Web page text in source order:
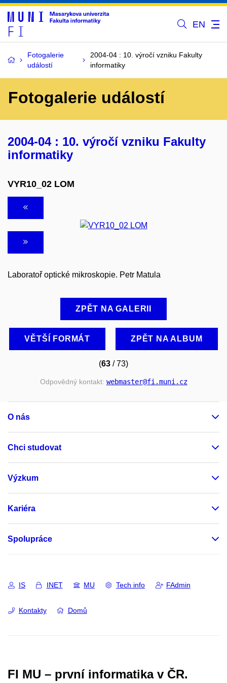
EN
Fotogalerie
událostí
2004-04 : 10. výročí vzniku Fakulty
informatiky
Fotogalerie událostí
2004-04 : 10. výročí vzniku Fakulty
informatiky
VYR10_02 LOM
Laboratoř optické mikroskopie. Petr Matula
ZPĚT NA GALERII
VĚTŠÍ FORMÁT ZPĚT NA ALBUM
(63 / 73)
Odpovědný kontakt: webmaster@fi .muni .cz
O nás
Chci studovat
Výzkum
Kariéra
Spolupráce
IS INET MU Tech info FAdmin
Kontakty Domů
FI MU – první informatika v ČR.